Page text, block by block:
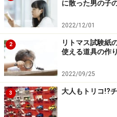
に散った男の子
2022/12/01
2
リトマス試験紙
使える道具の作
2022/09/25
3 大人もトリコ!?